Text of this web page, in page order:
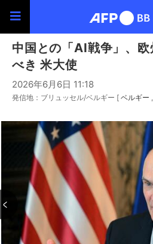
中国との「AI戦争」、欧
べき 米大使
2026年6月6日 11:18
発信地：ブリュッセル/ベルギー [ ベルギー